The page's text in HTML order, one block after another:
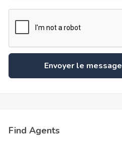
Envoyer le message
Find Agents